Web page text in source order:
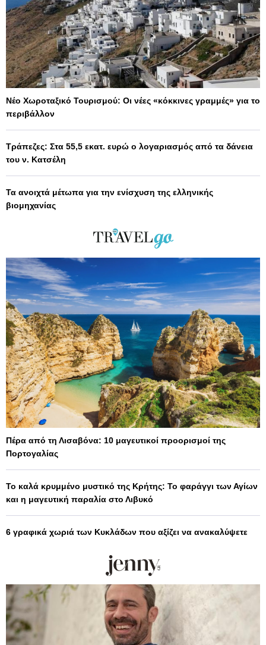
Νέο Χωροταξικό Τουρισμού: Οι νέες «κόκκινες γραμμές» για το
περιβάλλον
Τράπεζες: Στα 55,5 εκατ. ευρώ ο λογαριασμός από τα δάνεια
του ν. Κατσέλη
Τα ανοιχτά μέτωπα για την ενίσχυση της ελληνικής
βιομηχανίας
Πέρα από τη Λισαβόνα: 10 μαγευτικοί προορισμοί της
Πορτογαλίας
Το καλά κρυμμένο μυστικό της Κρήτης: Το φαράγγι των Αγίων
και η μαγευτική παραλία στο Λιβυκό
6 γραφικά χωριά των Κυκλάδων που αξίζει να ανακαλύψετε